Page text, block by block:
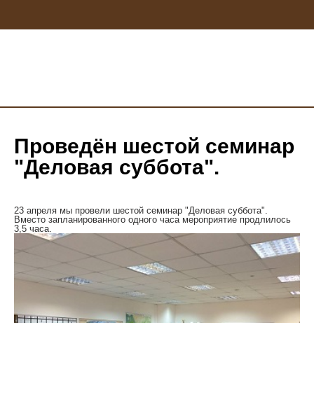
Проведён шестой семинар
"Деловая суббота".
23 апреля мы провели шестой семинар "Деловая суббота".
Вместо запланированного одного часа мероприятие продлилось
3,5 часа.